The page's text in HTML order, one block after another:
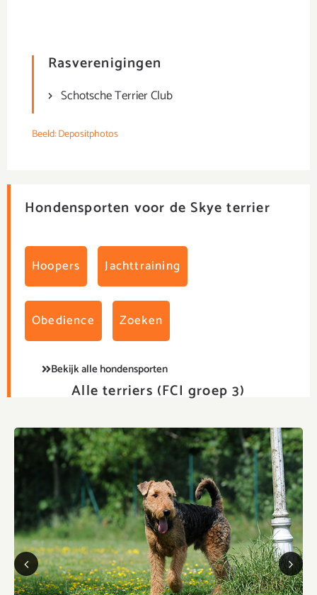
Hondensporten voor de Skye terrier
Hoopers Jachttraining
Obedience Zoeken
Bekijk alle hondensporten
Rasverenigingen
Schotsche Terrier Club
Beeld: Depositphotos
Alle terriers (FCI groep 3)
Previous Next